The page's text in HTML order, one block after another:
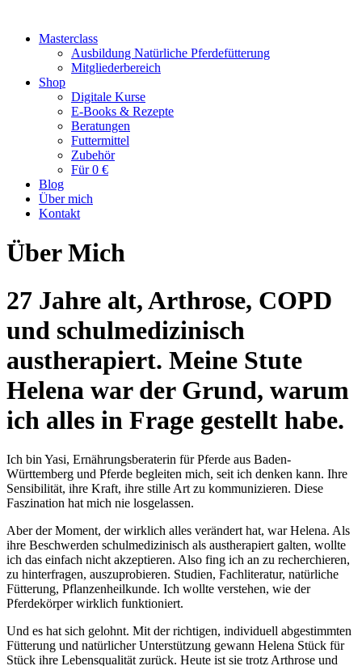
Masterclass
Ausbildung Natürliche Pferdefütterung
Mitgliederbereich
Shop
Digitale Kurse
E-Books & Rezepte
Beratungen
Futtermittel
Zubehör
Für 0 €
Blog
Über mich
Kontakt
Über Mich
27 Jahre alt, Arthrose, COPD
und schulmedizinisch
austherapiert. Meine Stute
Helena war der Grund, warum
ich alles in Frage gestellt habe.
Ich bin Yasi, Ernährungsberaterin für Pferde aus Baden-
Württemberg und Pferde begleiten mich, seit ich denken kann. Ihre
Sensibilität, ihre Kraft, ihre stille Art zu kommunizieren. Diese
Faszination hat mich nie losgelassen.
Aber der Moment, der wirklich alles verändert hat, war Helena. Als
ihre Beschwerden schulmedizinisch als austherapiert galten, wollte
ich das einfach nicht akzeptieren. Also fing ich an zu recherchieren,
zu hinterfragen, auszuprobieren. Studien, Fachliteratur, natürliche
Fütterung, Pflanzenheilkunde. Ich wollte verstehen, wie der
Pferdekörper wirklich funktioniert.
Und es hat sich gelohnt. Mit der richtigen, individuell abgestimmten
Fütterung und natürlicher Unterstützung gewann Helena Stück für
Stück ihre Lebensqualität zurück. Heute ist sie trotz Arthrose und